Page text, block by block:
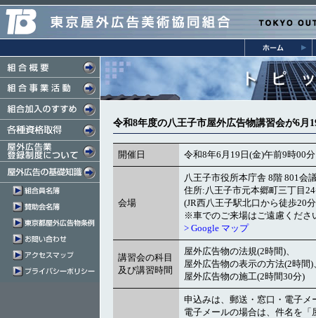
令和8年度の八王子市屋外広告物講習会が6月
開催日 令和8年6月19日(金)午前9時00
会場
八王子市役所本庁舎 8階 801会
住所:八王子市元本郷町三丁目
(JR西八王子駅北口から徒歩20
※車でのご来場はご遠慮くださ
> Google マップ
講習会の科目
及び講習時間
屋外広告物の法規(2時間)、
屋外広告物の表示の方法(2時間)
屋外広告物の施工(2時間30分)
申込みは、郵送・窓口・電子メ
電子メールの場合は、件名を「